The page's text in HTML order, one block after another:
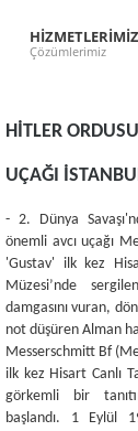
HİZMETLERİMİZ
Çözümlerimiz
HİTLER
UÇAĞI
- 2. Dünya
önemli avcı uçağı
'Gustav' ilk kez
Müzesi’nde
damgasını vuran,
not düşüren Alman
Messerschmitt Bf
ilk kez Hisart Canlı
görkemli bir
başlandı. 1 Eylül